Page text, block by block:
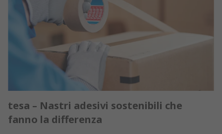
tesa – Nastri adesivi sostenibili che
fanno la differenza